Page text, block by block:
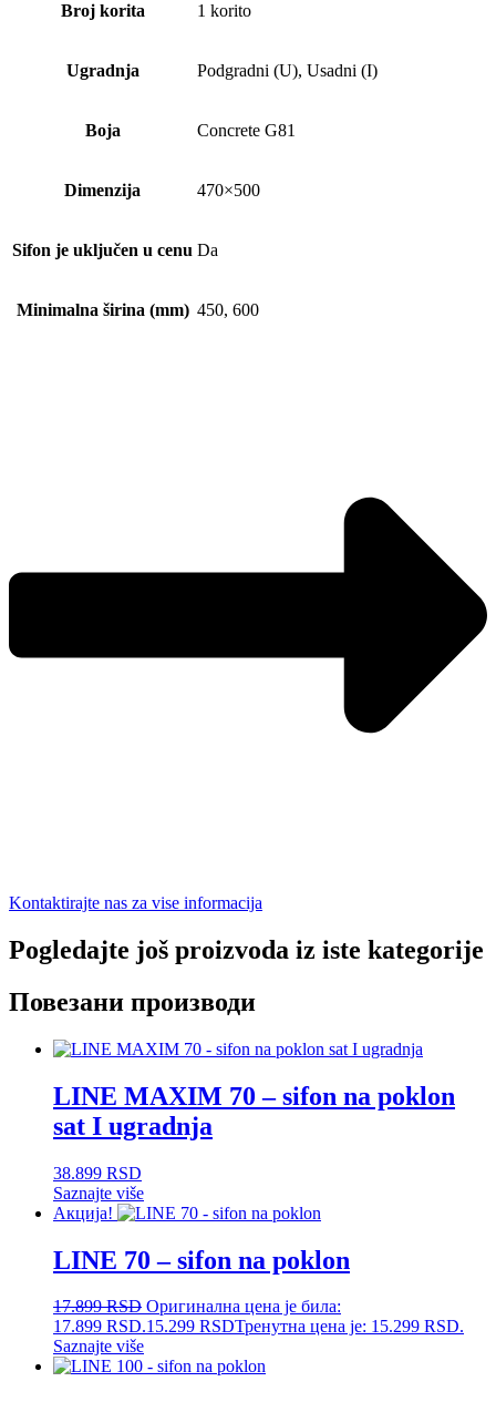
Broj korita 1 korito
Ugradnja Podgradni (U), Usadni (I)
Boja Concrete G81
Dimenzija 470×500
Sifon je uključen u cenu Da
Minimalna širina (mm) 450, 600
Kontaktirajte nas za vise informacija
Pogledajte još proizvoda iz iste kategorije
Повезани производи
LINE MAXIM 70 – sifon na poklon
sat I ugradnja
38.899 RSD
Saznajte više
Акција!
LINE 70 – sifon na poklon
17.899RSD Оригинална цена је била:
17.899 RSD.15.299 RSDТренутна цена је: 15.299 RSD.
Saznajte više